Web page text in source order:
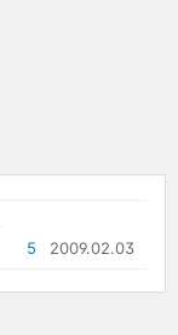
2009.02.03
5